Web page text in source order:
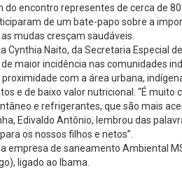
do encontro representes de cerca de
de um bate-papo sobre a
mudas cresçam saudáveis.
Cynthia Naito, da Secretaria Especial
maior incidência nas comunidades
proximidade com a área urbana,
e de baixo valor nutricional. “É
e refrigerantes, que são mais
Edivaldo Antônio, lembrou das
os nossos filhos e netos”.
empresa de saneamento Ambiental
ligado ao Ibama.